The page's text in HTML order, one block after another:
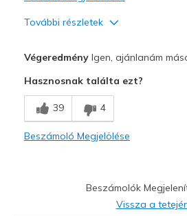
További részletek
Breathe Well
Comfortable
VégeredményIgen, ajánlanám
Hasznosnak találta ezt?
39 4
Beszámoló Megjelölése
Beszámolók
Vissza a